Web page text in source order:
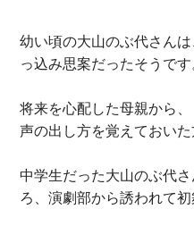
幼い頃の大山のぶ代さんは
っ込み思案だったそうです
将来を心配した母親から
声の出し方を覚えておい
中学生だった大山のぶ代さ
ろ、演劇部から誘われて